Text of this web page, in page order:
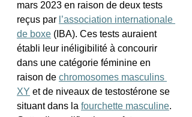
mars 2023 en raison de deux tests
reçus par l’association internationale
de boxe (IBA). Ces tests auraient
établi leur inéligibilité à concourir
dans une catégorie féminine en
raison de chromosomes masculins
XY et de niveaux de testostérone se
situant dans la fourchette masculine.